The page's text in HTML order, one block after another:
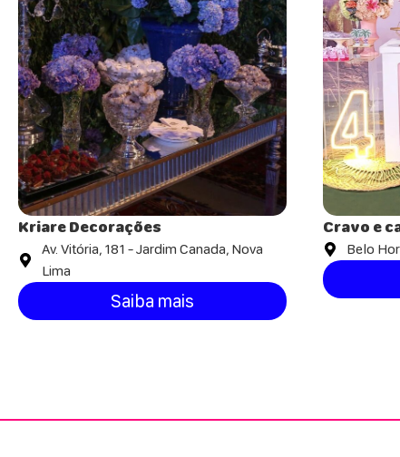
Kriare Decorações
Av. Vitória, 181 - Jardim Canada, Nova
Lima
Saiba mais
Cravo e
Belo